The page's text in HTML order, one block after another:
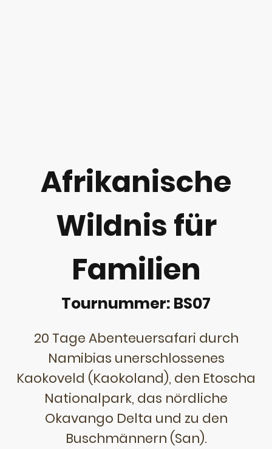
Afrikanische
Wildnis für
Familien
Tournummer: BS07
20 Tage Abenteuersafari durch
Namibias unerschlossenes
Kaokoveld (Kaokoland), den Etoscha
Nationalpark, das nördliche
Okavango Delta und zu den
Buschmännern (San).